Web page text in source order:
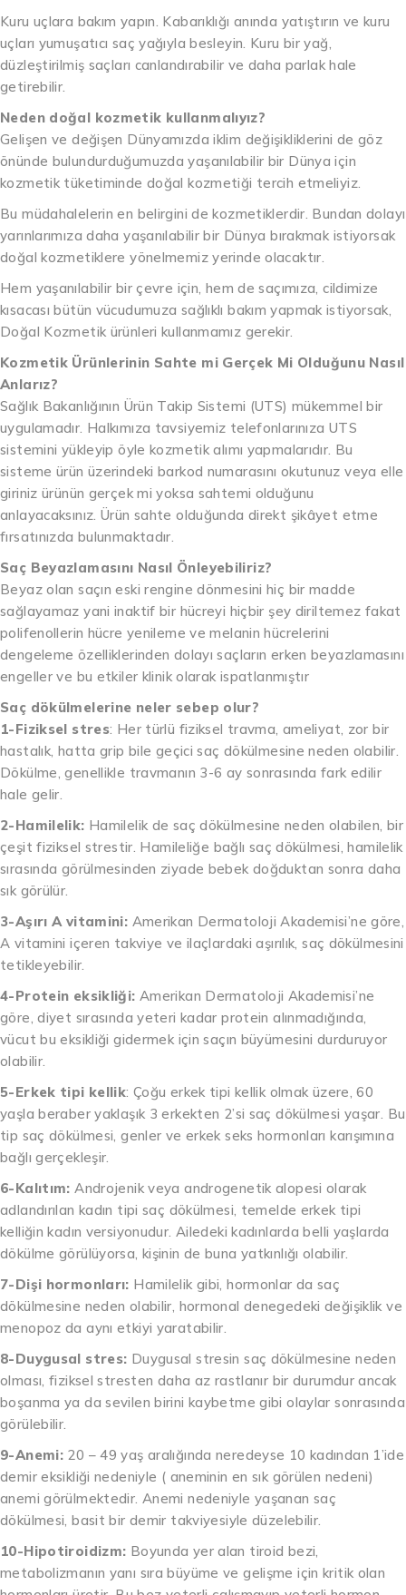
Kuru uçlara bakım yapın. Kabarıklığı anında yatıştırın ve kuru
uçları yumuşatıcı saç yağıyla besleyin. Kuru bir yağ,
düzleştirilmiş saçları canlandırabilir ve daha parlak hale
getirebilir.
Neden doğal kozmetik kullanmalıyız?
Gelişen ve değişen Dünyamızda iklim değişikliklerini de göz
önünde bulundurduğumuzda yaşanılabilir bir Dünya için
kozmetik tüketiminde doğal kozmetiği tercih etmeliyiz.
Bu müdahalelerin en belirgini de kozmetiklerdir. Bundan dolayı
yarınlarımıza daha yaşanılabilir bir Dünya bırakmak istiyorsak
doğal kozmetiklere yönelmemiz yerinde olacaktır.
Hem yaşanılabilir bir çevre için, hem de saçımıza, cildimize
kısacası bütün vücudumuza sağlıklı bakım yapmak istiyorsak,
Doğal Kozmetik ürünleri kullanmamız gerekir.
Kozmetik Ürünlerinin Sahte mi Gerçek Mi Olduğunu Nasıl
Anlarız?
Sağlık Bakanlığının Ürün Takip Sistemi (UTS) mükemmel bir
uygulamadır. Halkımıza tavsiyemiz telefonlarınıza UTS
sistemini yükleyip öyle kozmetik alımı yapmalarıdır. Bu
sisteme ürün üzerindeki barkod numarasını okutunuz veya elle
giriniz ürünün gerçek mi yoksa sahtemi olduğunu
anlayacaksınız. Ürün sahte olduğunda direkt şikâyet etme
fırsatınızda bulunmaktadır.
Saç Beyazlamasını Nasıl Önleyebiliriz?
Beyaz olan saçın eski rengine dönmesini hiç bir madde
sağlayamaz yani inaktif bir hücreyi hiçbir şey diriltemez fakat
polifenollerin hücre yenileme ve melanin hücrelerini
dengeleme özelliklerinden dolayı saçların erken beyazlamasını
engeller ve bu etkiler klinik olarak ispatlanmıştır
Saç dökülmelerine neler sebep olur?
1-Fiziksel stres: Her türlü fiziksel travma, ameliyat, zor bir
hastalık, hatta grip bile geçici saç dökülmesine neden olabilir.
Dökülme, genellikle travmanın 3-6 ay sonrasında fark edilir
hale gelir.
2-Hamilelik: Hamilelik de saç dökülmesine neden olabilen, bir
çeşit fiziksel strestir. Hamileliğe bağlı saç dökülmesi, hamilelik
sırasında görülmesinden ziyade bebek doğduktan sonra daha
sık görülür.
3-Aşırı A vitamini: Amerikan Dermatoloji Akademisi’ne göre,
A vitamini içeren takviye ve ilaçlardaki aşırılık, saç dökülmesini
tetikleyebilir.
4-Protein eksikliği: Amerikan Dermatoloji Akademisi’ne
göre, diyet sırasında yeteri kadar protein alınmadığında,
vücut bu eksikliği gidermek için saçın büyümesini durduruyor
olabilir.
5-Erkek tipi kellik: Çoğu erkek tipi kellik olmak üzere, 60
yaşla beraber yaklaşık 3 erkekten 2’si saç dökülmesi yaşar. Bu
tip saç dökülmesi, genler ve erkek seks hormonları karışımına
bağlı gerçekleşir.
6-Kalıtım: Androjenik veya androgenetik alopesi olarak
adlandırılan kadın tipi saç dökülmesi, temelde erkek tipi
kelliğin kadın versiyonudur. Ailedeki kadınlarda belli yaşlarda
dökülme görülüyorsa, kişinin de buna yatkınlığı olabilir.
7-Dişi hormonları: Hamilelik gibi, hormonlar da saç
dökülmesine neden olabilir, hormonal denegedeki değişiklik ve
menopoz da aynı etkiyi yaratabilir.
8-Duygusal stres: Duygusal stresin saç dökülmesine neden
olması, fiziksel stresten daha az rastlanır bir durumdur ancak
boşanma ya da sevilen birini kaybetme gibi olaylar sonrasında
görülebilir.
9-Anemi: 20 – 49 yaş aralığında neredeyse 10 kadından 1’ide
demir eksikliği nedeniyle ( aneminin en sık görülen nedeni)
anemi görülmektedir. Anemi nedeniyle yaşanan saç
dökülmesi, basit bir demir takviyesiyle düzelebilir.
10-Hipotiroidizm: Boyunda yer alan tiroid bezi,
metabolizmanın yanı sıra büyüme ve gelişme için kritik olan